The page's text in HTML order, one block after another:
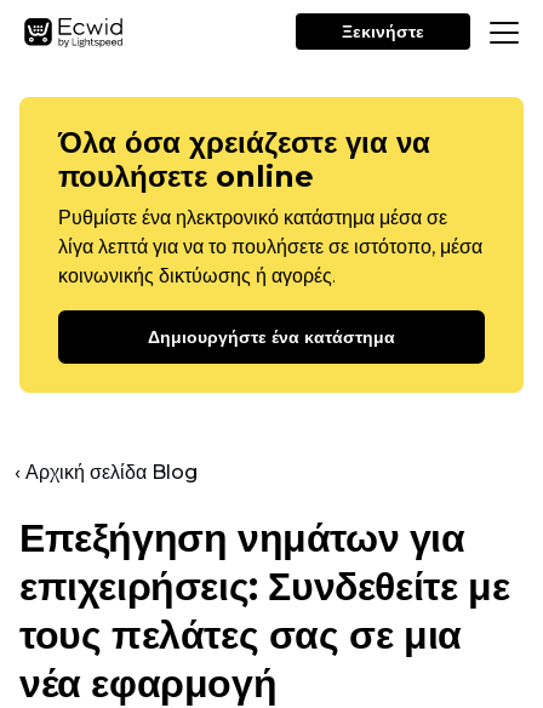
Ξεκινήστε
Όλα όσα χρειάζεστε για να
πουλήσετε online
Ρυθμίστε ένα ηλεκτρονικό κατάστημα μέσα σε
λίγα λεπτά για να το πουλήσετε σε ιστότοπο, μέσα
κοινωνικής δικτύωσης ή αγορές.
Δημιουργήστε ένα κατάστημα
‹ Αρχική σελίδα Blog
Επεξήγηση νημάτων για
επιχειρήσεις: Συνδεθείτε με
τους πελάτες σας σε μια
νέα εφαρμογή